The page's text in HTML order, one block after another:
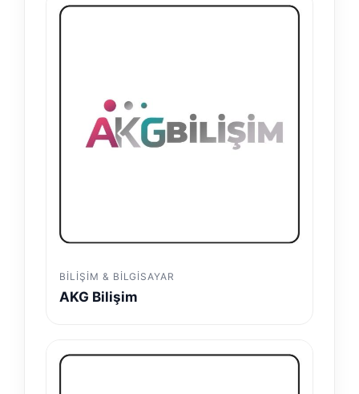
BILIŞIM & BILGISAYAR
AKG Bilişim